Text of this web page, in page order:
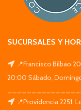
SUCURSALES Y
📍Francisco Bilbao
20:00 Sábado,
📍Providencia 2251.